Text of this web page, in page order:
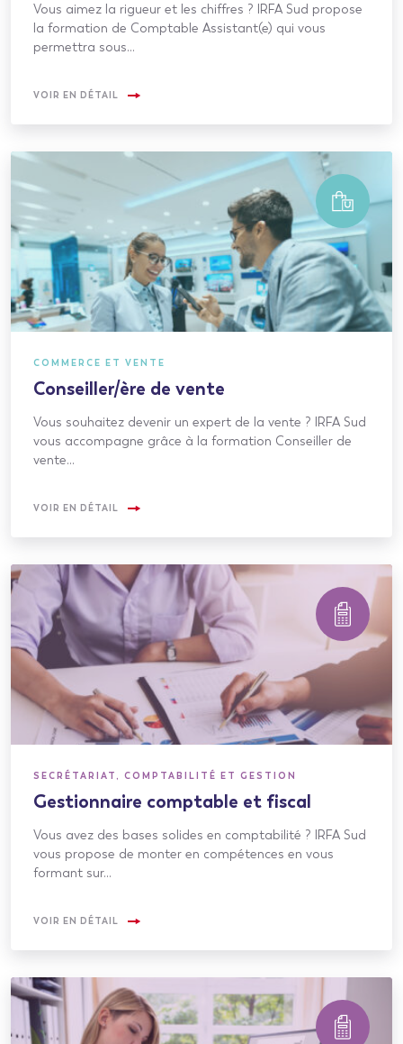
Vous aimez la rigueur et les chiffres ? IRFA Sud propose
la formation de Comptable Assistant(e) qui vous
permettra sous…
VOIR EN DÉTAIL
COMMERCE ET VENTE
Conseiller/ère de vente
Vous souhaitez devenir un expert de la vente ? IRFA Sud
vous accompagne grâce à la formation Conseiller de
vente…
VOIR EN DÉTAIL
SECRÉTARIAT, COMPTABILITÉ ET GESTION
Gestionnaire comptable et fiscal
Vous avez des bases solides en comptabilité ? IRFA Sud
vous propose de monter en compétences en vous
formant sur…
VOIR EN DÉTAIL